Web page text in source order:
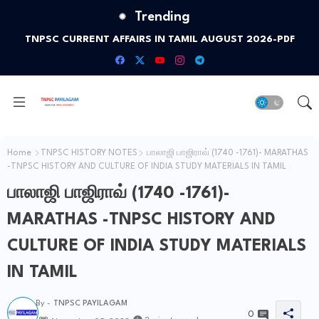
Trending
TNPSC CURRENT AFFAIRS IN TAMIL AUGUST 2026-PDF
Home TNPSC HISTORY NOTES
பாலாஜி பாஜிராவ் (1740 -1761)- MARATHAS
-TNPSC HISTORY AND CULTURE OF INDIA STUDY MATERIALS IN TAMIL
பாலாஜி பாஜிராவ் (1740 -1761)-
MARATHAS -TNPSC HISTORY AND
CULTURE OF INDIA STUDY MATERIALS
IN TAMIL
By - TNPSC PAYILAGAM
0